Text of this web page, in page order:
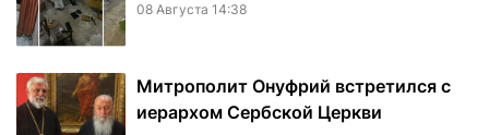
08 Августа 14:38
Митрополит Онуфрий встретился с
иерархом Сербской Церкви